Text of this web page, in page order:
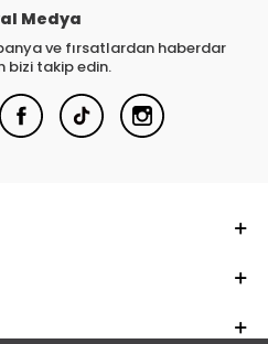
Medya
ve fırsatlardan haberdar
bizi takip edin.